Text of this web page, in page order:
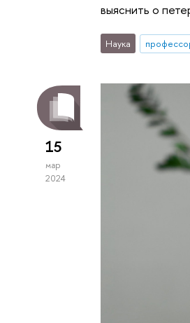
выяснить о
Наука
15
мар
2024